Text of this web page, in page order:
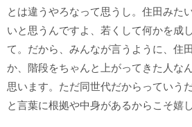
とは違うやろなって思うし。住田みた
いと思うんですよ、若くして何かを成
て。だから、みんなが言うように、住
か、階段をちゃんと上がってきた人な
思います。ただ同世代だからっていう
と言葉に根拠や中身があるからこそ嬉